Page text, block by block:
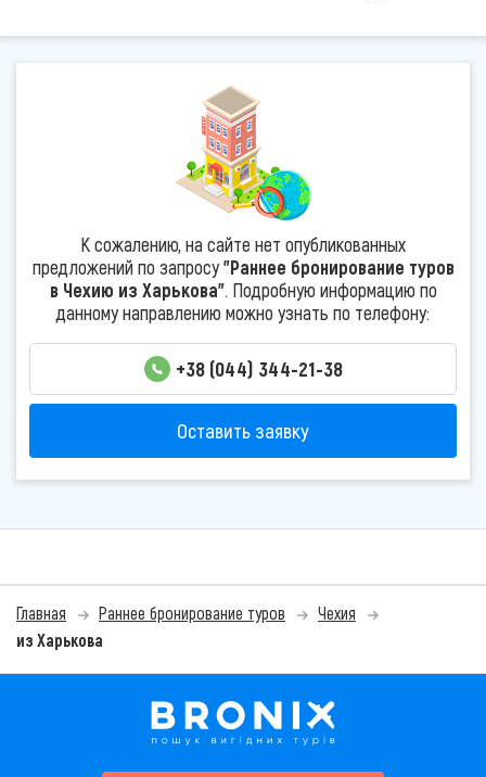
К сожалению, на сайте нет опубликованных
предложений по запросу"Раннее бронирование туров
в Чехию из Харькова". Подробную информацию по
данному направлению можно узнать по телефону:
+38 (044) 344-21-38
Оставить заявку
Главная Раннее бронирование туров
Чехия
из Харькова